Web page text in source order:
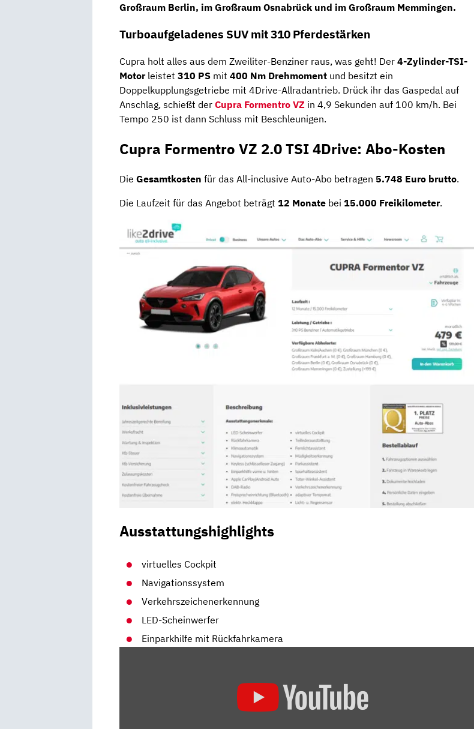
Großraum Berlin, im Großraum Osnabrück und im Großraum Memmingen.
Turboaufgeladenes SUV mit 310 Pferdestärken
Cupra holt alles aus dem Zweiliter-Benziner raus, was geht! Der 4-Zylinder-TSI-
Motorleistet 310 PS mit 400 Nm Drehmoment und besitzt ein
Doppelkupplungsgetriebe mit 4Drive-Allradantrieb. Drück ihr das Gaspedal auf
Anschlag, schießt der Cupra Formentro VZ in 4,9 Sekunden auf 100 km/h. Bei
Tempo 250 ist dann Schluss mit Beschleunigen.
Cupra Formentro VZ 2.0 TSI 4Drive: Abo-Kosten
Die Gesamtkosten für das All-inclusive Auto-Abo betragen 5.748 Euro brutto.
Die Laufzeit für das Angebot beträgt 12 Monate bei 15.000 Freikilometer.
Ausstattungshighlights
virtuelles Cockpit
Navigationssystem
Verkehrszeichenerkennung
LED-Scheinwerfer
Einparkhilfe mit Rückfahrkamera